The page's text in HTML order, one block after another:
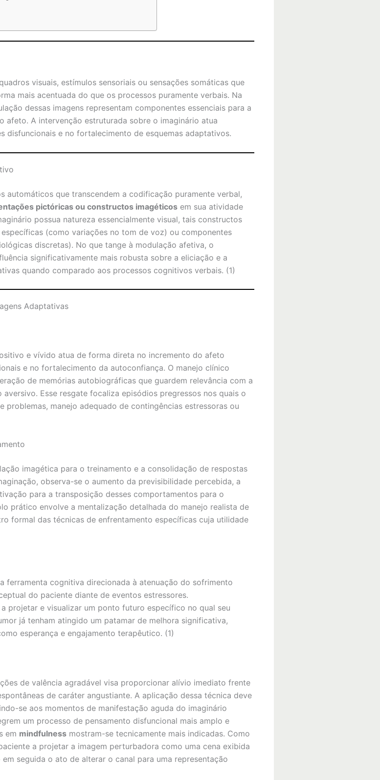
visuais, estímulos sensoriais ou sensações somáticas que
mais acentuada do que os processos puramente verbais. Na
dessas imagens representam componentes essenciais para a
afeto. A intervenção estruturada sobre o imaginário atua
disfuncionais e no fortalecimento de esquemas adaptativos.
automáticos que transcendem a codificação puramente verbal,
pictóricas ou constructos imagéticos em sua atividade
possua natureza essencialmente visual, tais constructos
(como variações no tom de voz) ou componentes
discretas). No que tange à modulação afetiva, o
significativamente mais robusta sobre a eliciação e a
quando comparado aos processos cognitivos verbais. (1)
Adaptativas
e vívido atua de forma direta no incremento do afeto
e no fortalecimento da autoconfiança. O manejo clínico
de memórias autobiográficas que guardem relevância com a
Esse resgate focaliza episódios pregressos nos quais o
manejo adequado de contingências estressoras ou
imagética para o treinamento e a consolidação de respostas
observa-se o aumento da previsibilidade percebida, a
para a transposição desses comportamentos para o
prático envolve a mentalização detalhada do manejo realista de
formal das técnicas de enfrentamento específicas cuja utilidade
ferramenta cognitiva direcionada à atenuação do sofrimento
do paciente diante de eventos estressores.
projetar e visualizar um ponto futuro específico no qual seu
já tenham atingido um patamar de melhora significativa,
esperança e engajamento terapêutico. (1)
de valência agradável visa proporcionar alívio imediato frente
de caráter angustiante. A aplicação dessa técnica deve
se aos momentos de manifestação aguda do imaginário
um processo de pensamento disfuncional mais amplo e
em mindfulness mostram-se tecnicamente mais indicadas. Como
a projetar a imagem perturbadora como uma cena exibida
seguida o ato de alterar o canal para uma representação